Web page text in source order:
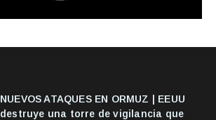
NUEVOS ATAQUES EN ORMUZ | EEUU
destruye una torre de vigilancia que